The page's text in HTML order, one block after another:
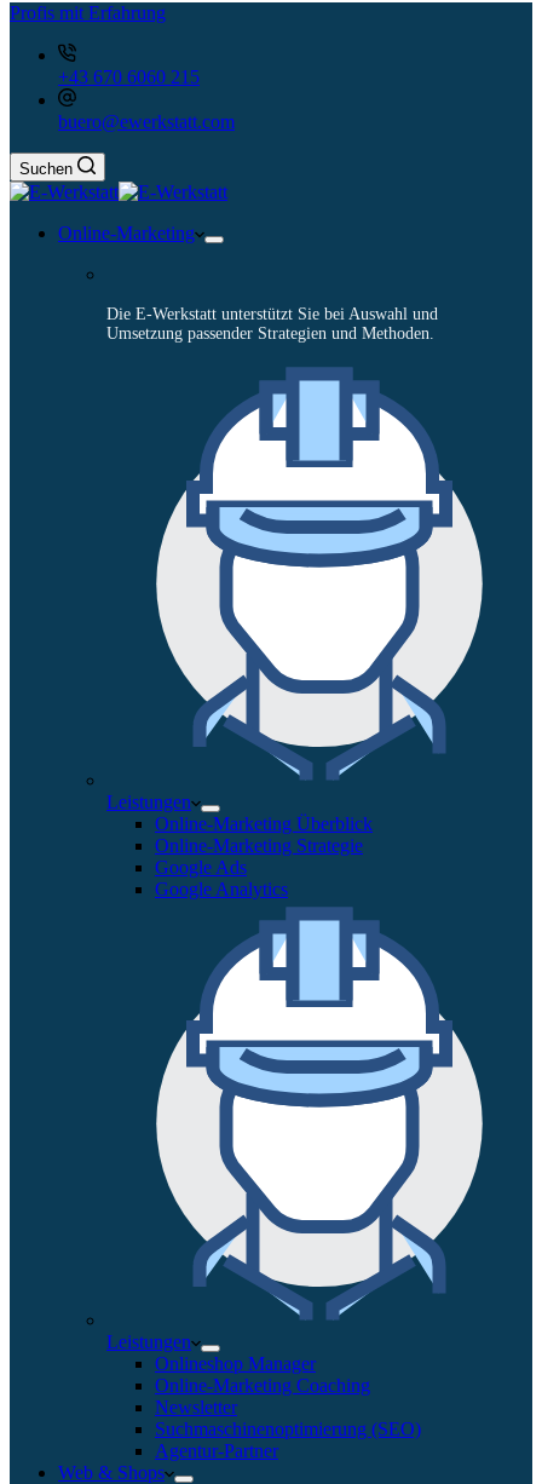
Profis mit Erfahrung
+43 670 6060 215
buero@ewerkstatt.com
Suchen
Online-Marketing
Die E-Werkstatt unterstützt Sie bei Auswahl und
Umsetzung passender Strategien und Methoden.
Leistungen
Online-Marketing Überblick
Online-Marketing Strategie
Google Ads
Google Analytics
Leistungen
Onlineshop Manager
Online-Marketing Coaching
Newsletter
Suchmaschinenoptimierung (SEO)
Agentur-Partner
Web & Shops